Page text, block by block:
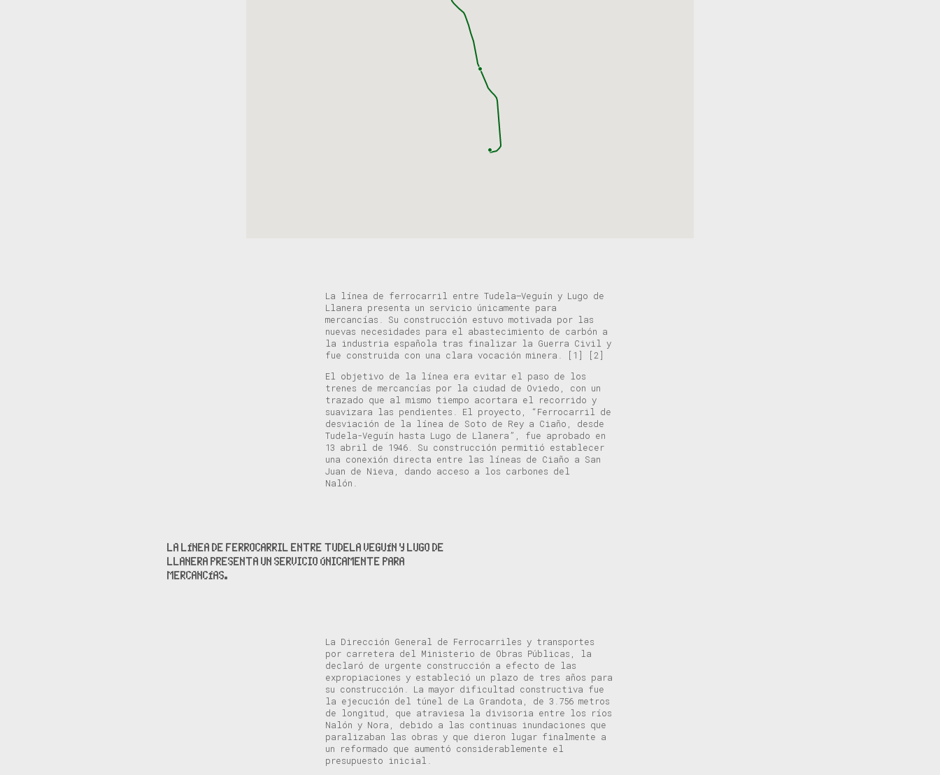
La línea de ferrocarril entre Tudela–Veguín y Lugo de
Llanera presenta un servicio únicamente para
mercancías . Su construcción estuvo motivada por las
nuevas necesidades para el abastecimiento de carbón a
la industria española tras finalizar la Guerra Civil y
fue construida con una clara vocación minera . [1]
[2]
El objetivo de la línea era evitar el paso de los
trenes de mercancías por la ciudad de Oviedo , con un
trazado que al mismo tiempo acortara el recorrido y
suavizara las pendientes. El proyecto , “Ferrocarril de
desviación de la línea de Soto de Rey a Ciaño , desde
Tudela-Veguín hasta Lugo de Llanera”, fue aprobado en
13 abril de 1946. Su construcción permitió establecer
una conexión directa entre las líneas de Ciaño a San
Juan de Nieva, dando acceso a los carbones del
Nalón .
LA LÍNEA DE FERROCARRIL ENTRE TUDELA VEGUÍN Y LUGO DE
LLANERA PRESENTA UN SERVICIO ÚNICAMENTE PARA
MERCANCÍAS.
La Dirección General de Ferrocarriles y transportes
por carretera del Ministerio de Obras Públicas, la
declaró de urgente construcción a efecto de las
expropiaciones y estableció un plazo de tres años para
su construcción. La mayor dificultad constructiva fue
la ejecución del túnel de La Grandota, de 3.756 metros
de longitud, que atraviesa la divisoria entre los ríos
Nalón y Nora, debido a las continuas inundaciones que
paralizaban las obras y que dieron lugar finalmente a
un reformado que aumentó considerablemente el
presupuesto inicial.